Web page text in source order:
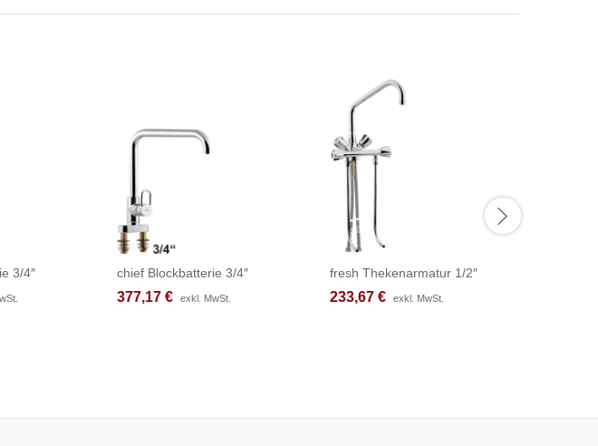
3/4″ chief Blockbatterie 3/4″
377,17 € exkl. MwSt.
377,17 € exkl. MwSt.
fresh Thekenarmatur 1/2″
233,67 € exkl. MwSt.
233,67 € exkl. MwSt.